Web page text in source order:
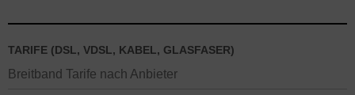
TARIFE (DSL, VDSL, KABEL, GLASFASER)
Breitband Tarife nach Anbieter